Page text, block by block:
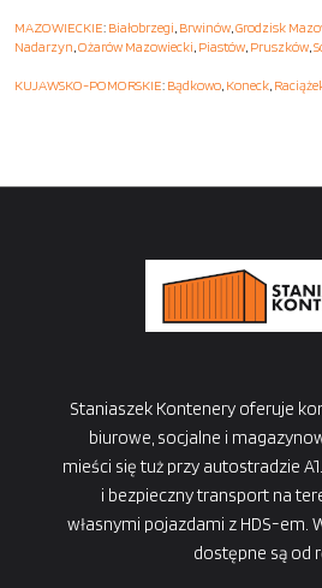
MAZOWIECKIE: Białobrzegi, Brwinów,Grodzisk
Nadarzyn,Ożarów Mazowiecki, Piastów, Pruszków,
KUJAWSKO-POMORSKIE: Bądkowo, Koneck,
Staniaszek Kontenery oferuje
biurowe, socjalne i
mieści się tuż przy autostradzie
i bezpieczny transport na
własnymi pojazdami z HDS-em.
dostępne są od